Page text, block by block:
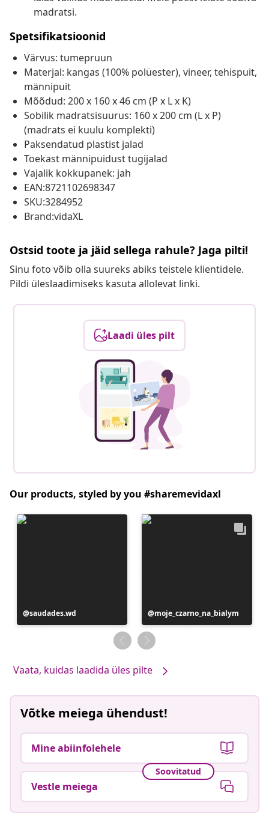
madratsi.
Spetsifikatsioonid
Värvus: tumepruun
Materjal: kangas (100% polüester), vineer, tehispuit,
männipuit
Mõõdud: 200 x 160 x 46 cm (P x L x K)
Sobilik madratsisuurus: 160 x 200 cm (L x P)
(madrats ei kuulu komplekti)
Paksendatud plastist jalad
Toekast männipuidust tugijalad
Vajalik kokkupanek: jah
EAN:8721102698347
SKU:3284952
Brand:vidaXL
Ostsid toote ja jäid sellega rahule? Jaga pilti!
Sinu foto võib olla suureks abiks teistele klientidele.
Pildi üleslaadimiseks kasuta allolevat linki.
Laadi üles pilt
Our products, styled by you #sharemevidaxl
Postitus
avaldatud
saudades.wd
Postitus
avaldatud
moje_czarno_na_bialym
Vaata, kuidas laadida üles pilte
Võtke meiega ühendust!
Mine abiinfolehele
Soovitatud
Vestle meiega